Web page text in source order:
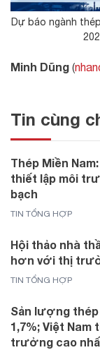
Dự báo ngành
Minh Dũng (
Tin cùng
Thép Miền
thiết lập môi
bạch
TIN TỔNG HỢP
Hội thảo nhà
hơn với thị
TIN TỔNG HỢP
Sản lượng
1,7%; Việt
trưởng cao